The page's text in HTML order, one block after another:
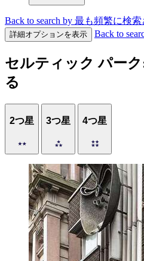
Back to search by 最も頻繁に検
詳細オプションを表示 Back to
セルティック パー
る
2つ星 3つ星 4つ星